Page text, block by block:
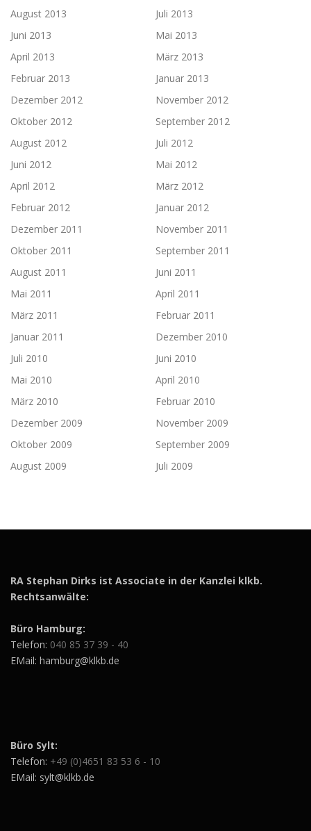
August 2013
Juli 2013
Juni 2013
Mai 2013
April 2013
März 2013
Februar 2013
Januar 2013
Dezember 2012
November 2012
Oktober 2012
September 2012
August 2012
Juli 2012
Juni 2012
Mai 2012
April 2012
März 2012
Februar 2012
Januar 2012
Dezember 2011
November 2011
Oktober 2011
September 2011
August 2011
Juni 2011
Mai 2011
April 2011
März 2011
Februar 2011
Januar 2011
Dezember 2010
Juli 2010
Juni 2010
Mai 2010
April 2010
März 2010
Februar 2010
Dezember 2009
November 2009
Oktober 2009
September 2009
August 2009
Juli 2009
RA Stephan Dirks ist Associate in der Kanzlei klkb.
Rechtsanwälte:
Büro Hamburg:
Telefon: 040 85 37 39 - 40
EMail: hamburg@klkb.de
Büro Sylt:
Telefon: +49 (0)4651 83 53 6 - 10
EMail: sylt@klkb.de